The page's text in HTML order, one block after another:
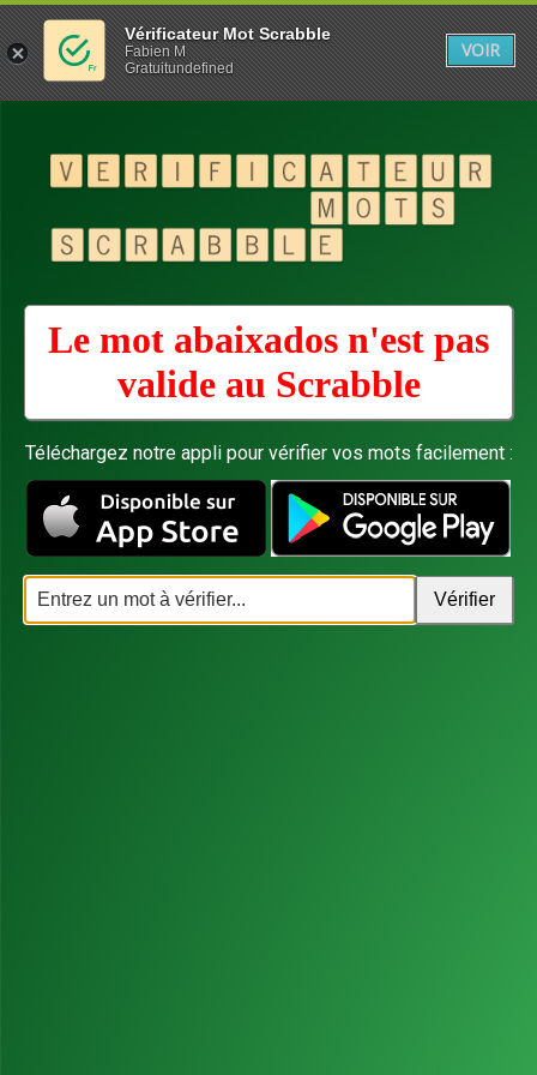
Le mot abaixados n'est pas
valide au Scrabble
Téléchargez notre appli pour vérifier vos mots facilement :
Vérificateur Mot Scrabble
Fabien M
Gratuitundefined
VOIR